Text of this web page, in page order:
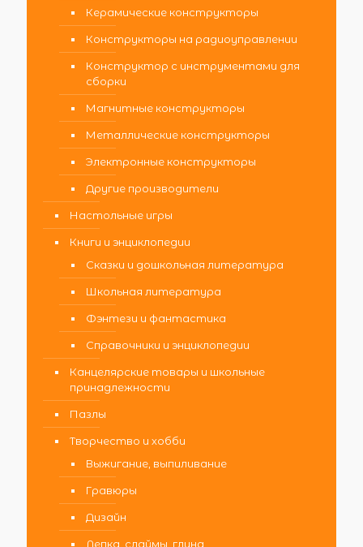
Керамические конструкторы
Конструкторы на радиоуправлении
Конструктор с инструментами для
сборки
Магнитные конструкторы
Металлические конструкторы
Электронные конструкторы
Другие производители
Настольные игры
Книги и энциклопедии
Сказки и дошкольная литература
Школьная литература
Фэнтези и фантастика
Справочники и энциклопедии
Канцелярские товары и школьные
принадлежности
Пазлы
Творчество и хобби
Выжигание, выпиливание
Гравюры
Дизайн
Лепка, слаймы, глина